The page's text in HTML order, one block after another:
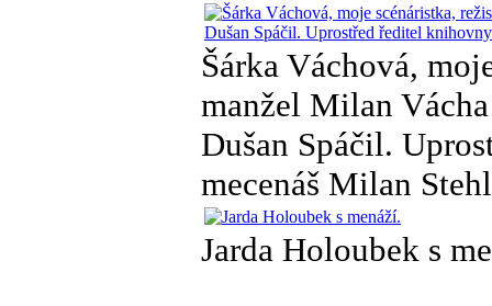
Šárka Váchová,
manžel Milan
Dušan Spáčil.
mecenáš Milan
Jarda Holoubek s